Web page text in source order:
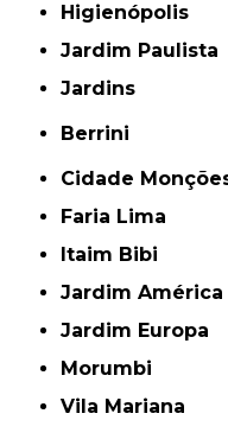
Higienópolis
Jardim Paulista
Jardins
Berrini
Cidade
Faria Lima
Itaim Bibi
Jardim América
Jardim Europa
Morumbi
Vila Mariana